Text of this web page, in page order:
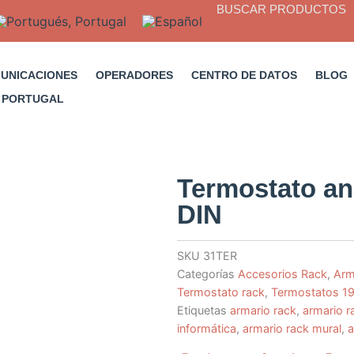
BUSCAR PRODUCTOS
OPERADORES CENTRO DE DATOS BLOG
Termostato
DIN
SKU 31TER
Categorías Accesorios Rack,
Termostato rack, Termostatos
Etiquetas armario rack, armario
informática, armario rack mural,